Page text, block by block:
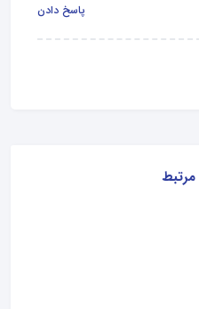
مرتبط
پاسخ دادن